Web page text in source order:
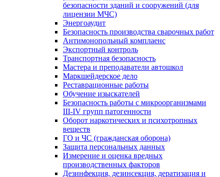
безопасности зданий и сооружений (для
лицензии МЧС)
Энергоаудит
Безопасность производства сварочных работ
Антимонопольный комплаенс
Экспортный контроль
Транспортная безопасность
Мастера и преподаватели автошкол
Маркшейдерское дело
Реставрационные работы
Обучение изыскателей
Безопасность работы с микроорганизмами
III-IV групп патогенности
Оборот наркотических и психотропных
веществ
ГО и ЧС (гражданская оборона)
Защита персональных данных
Измерение и оценка вредных
производственных факторов
Дезинфекция, дезинсекция, дератизация и